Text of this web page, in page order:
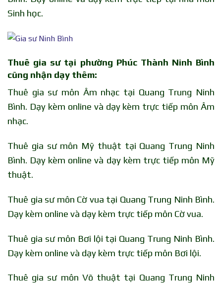
Sinh học.
Thuê gia sư tại phường Phúc Thành Ninh Bình
cũng nhận dạy thêm:
Thuê gia sư môn Âm nhạc tại Quang Trung Ninh
Bình. Dạy kèm online và dạy kèm trực tiếp môn Âm
nhạc.
Thuê gia sư môn Mỹ thuật tại Quang Trung Ninh
Bình. Dạy kèm online và dạy kèm trực tiếp môn Mỹ
thuật.
Thuê gia sư môn Cờ vua tại Quang Trung Ninh Bình.
Dạy kèm online và dạy kèm trực tiếp môn Cờ vua.
Thuê gia sư môn Bơi lội tại Quang Trung Ninh Bình.
Dạy kèm online và dạy kèm trực tiếp môn Bơi lội.
Thuê gia sư môn Võ thuật tại Quang Trung Ninh